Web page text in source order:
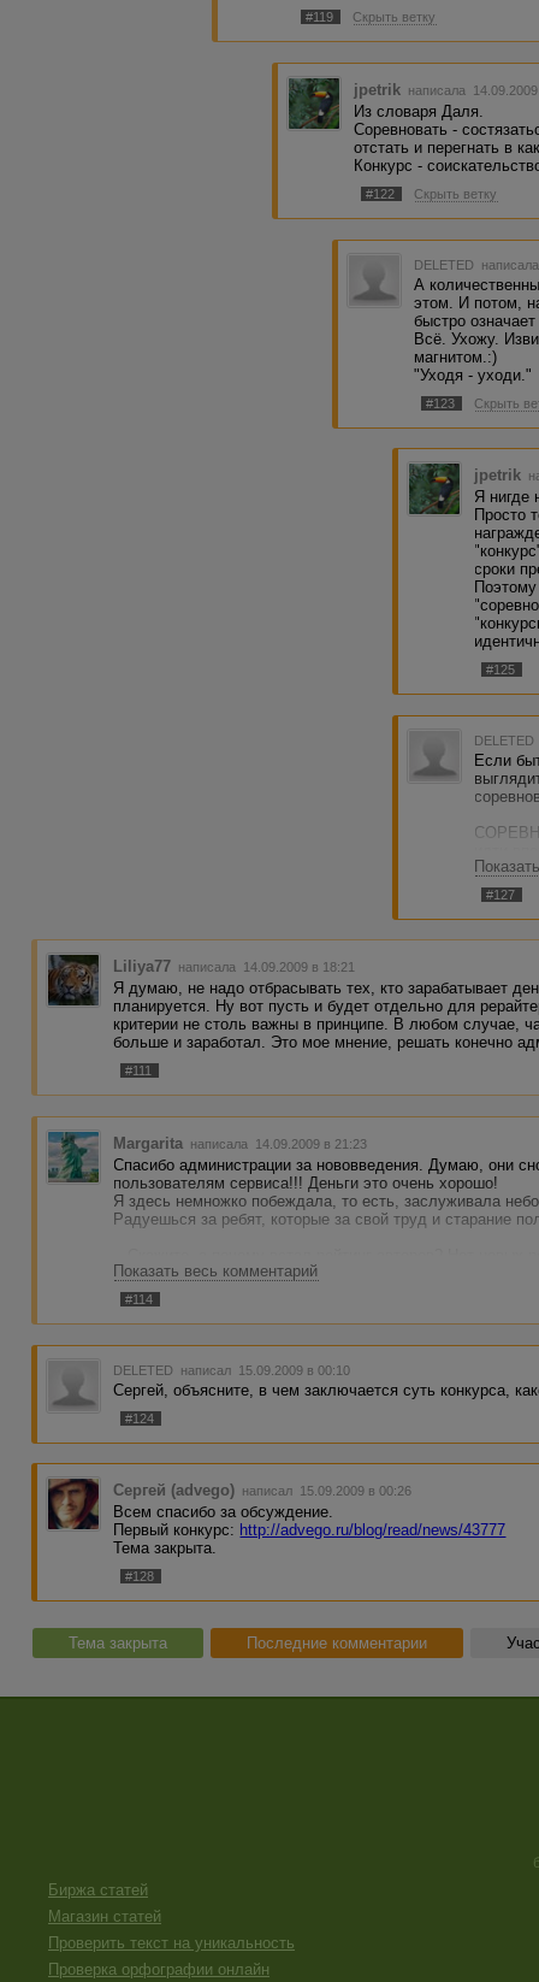
#119 Скрыть ветку
jpetrik написала
Из словаря Даля.
Соревновать -
отстать и перегнать в
Конкурс -
#122 Скрыть ветку
DELETED
А
этом. И потом,
быстро
Всё. Ухожу.
магнитом.:)
"Уходя - уходи."
#123 Скрыть
jpetrik
Я нигде
Просто
сроки
#125
DELETED
Если
другими.
место,
#127
Liliya77 написала 14.09.2009 в 18:21
Я думаю, не надо отбрасывать тех, кто зарабатывает
планируется. Ну вот пусть и будет отдельно для
критерии не столь важны в принципе. В любом случае,
больше и заработал. Это мое мнение, решать конечно
#111
Margarita написала 14.09.2009 в 21:23
Спасибо администрации за нововведения. Думаю, они
пользователям сервиса!!! Деньги это очень хорошо!
Я здесь немножко побеждала, то есть, заслуживала
Радуешься за ребят, которые за свой труд и старание
даже!!!
Показать весь комментарий
#114
DELETED написал 15.09.2009 в 00:10
Сергей, объясните, в чем заключается суть конкурса,
#124
Сергей (advego) написал 15.09.2009 в 00:26
Всем спасибо за обсуждение.
Первый конкурс: http://advego.ru/blog/read/news/43777
Тема закрыта.
#128
Тема закрыта Последние комментарии
Биржа статей
Магазин статей
Проверить текст на уникальность
Проверка орфографии онлайн